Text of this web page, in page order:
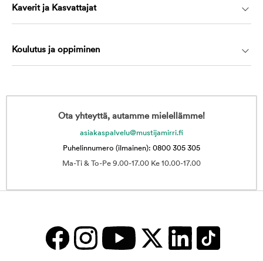
Kaverit ja Kasvattajat
Koulutus ja oppiminen
Ota yhteyttä, autamme mielellämme!
asiakaspalvelu@mustijamirri.fi
Puhelinnumero (ilmainen): 0800 305 305
Ma-Ti & To-Pe 9.00-17.00 Ke 10.00-17.00